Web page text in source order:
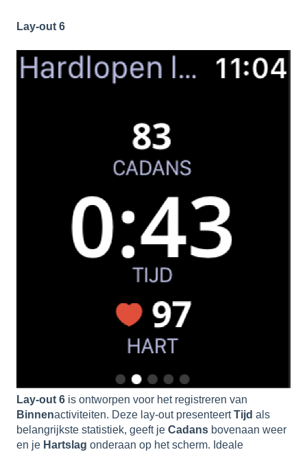
Lay-out 6
Lay-out 6 is ontworpen voor het registreren van
Binnenactiviteiten. Deze lay-out presenteertTijd als
belangrijkste statistiek, geeft je Cadans bovenaan weer
en je Hartslag onderaan op het scherm. Ideale